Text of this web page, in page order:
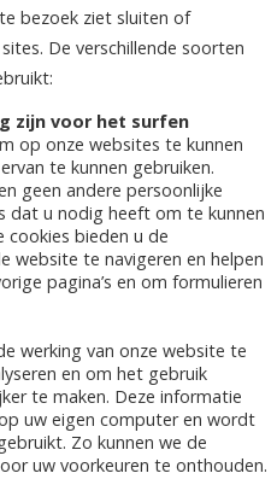
bezoek ziet sluiten of
De verschillende soorten
zijn voor het surfen
op onze websites te kunnen
te kunnen gebruiken.
geen andere persoonlijke
dat u nodig heeft om te kunnen
cookies bieden u de
website te navigeren en helpen
pagina’s en om formulieren
werking van onze website te
en om het gebruik
te maken. Deze informatie
uw eigen computer en wordt
Zo kunnen we de
uw voorkeuren te onthouden.